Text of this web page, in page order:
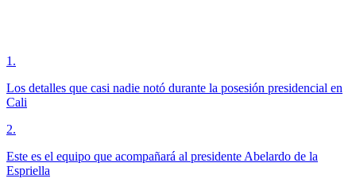
1 .
Los detalles que casi nadie notó durante la posesión presidencial en
Cali
2.
Este es el equipo que acompañará al presidente Abelardo de la
Espriella